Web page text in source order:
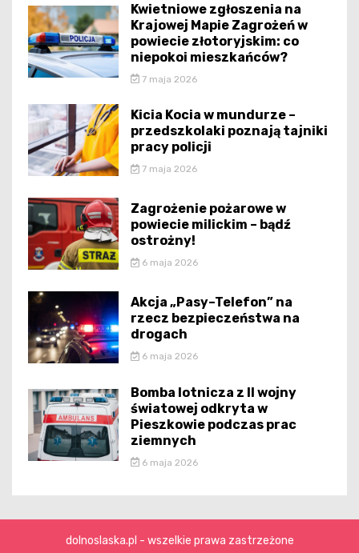
Kwietniowe zgłoszenia na
Krajowej Mapie Zagrożeń w
powiecie złotoryjskim: co
niepokoi mieszkańców?
7 maja 2026
Kicia Kocia w mundurze –
przedszkolaki poznają tajniki
pracy policji
7 maja 2026
Zagrożenie pożarowe w
powiecie milickim – bądź
ostrożny!
6 maja 2026
Akcja „Pasy–Telefon” na
rzecz bezpieczeństwa na
drogach
6 maja 2026
Bomba lotnicza z II wojny
światowej odkryta w
Pieszkowie podczas prac
ziemnych
6 maja 2026
dolnoslaska.pl - wszelkie prawa zastrzeżone